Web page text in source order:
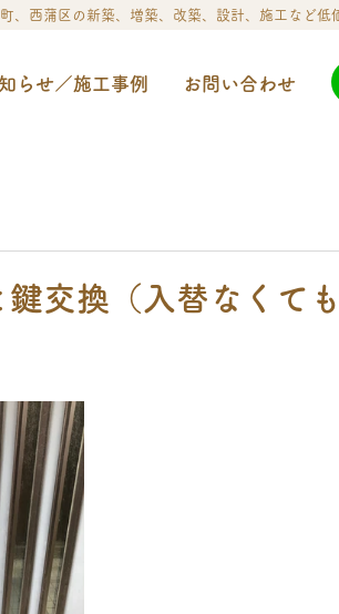
西蒲区の新築、増築、改築、設計、施工など低
らせ／施工事例 お問い合わせ
交換（入替なくても